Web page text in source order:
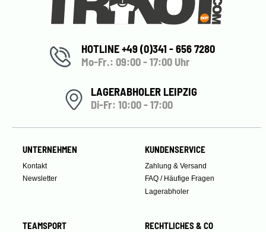
HOTLINE +49 (0)341 - 656 7280
Mo-Fr.: 09:00 - 17:00 Uhr
LAGERABHOLER LEIPZIG
Di-Fr: 10:00 - 17:00
UNTERNEHMEN
Kontakt
Newsletter
KUNDENSERVICE
Zahlung & Versand
FAQ / Häufige Fragen
Lagerabholer
TEAMSPORT RECHTLICHES & CO